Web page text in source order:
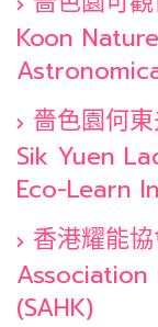
Koon
嗇色園何
Sik Yuen
Eco-Learn
香港耀能
(SAHK)